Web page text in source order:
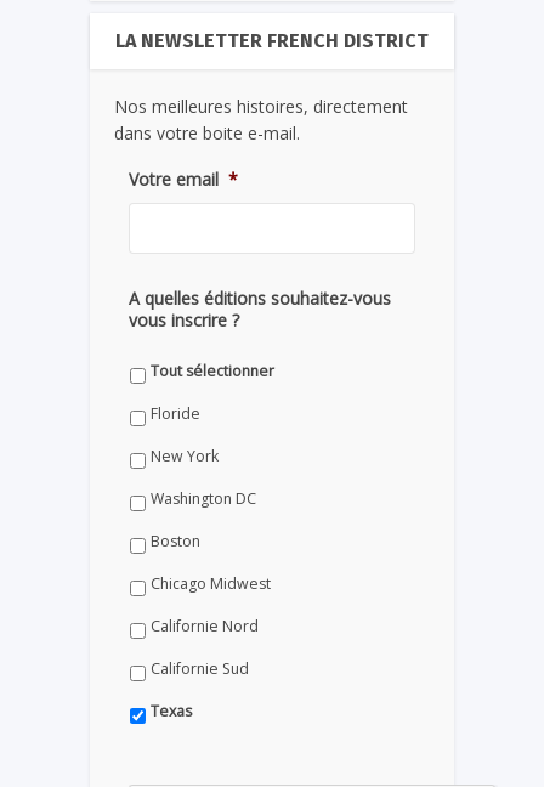
LA NEWSLETTER FRENCH DISTRICT
Nos meilleures histoires, directement
dans votre boite e-mail.
Votre email *
A quelles éditions souhaitez-vous
vous inscrire ?
Tout sélectionner
Floride
New York
Washington DC
Boston
Chicago Midwest
Californie Nord
Californie Sud
Texas